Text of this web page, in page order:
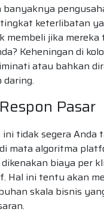
keterlibatan
membeli jika
Keheningan di
atau bahkan
daring.
Pasar
tidak segera
mata algoritma
biaya per
Hal ini tentu akan
skala bisnis